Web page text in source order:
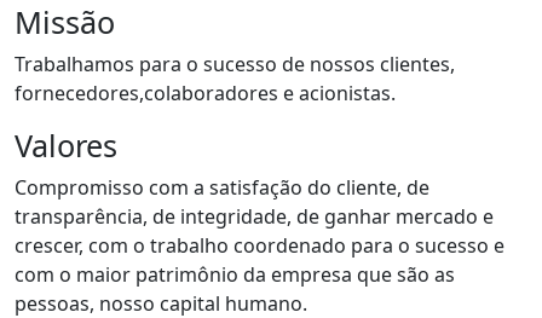
Missão
Trabalhamos para o sucesso de nossos clientes,
fornecedores,colaboradores e acionistas.
Valores
Compromisso com a satisfação do cliente, de
transparência, de integridade, de ganhar mercado e
crescer, com o trabalho coordenado para o sucesso e
com o maior patrimônio da empresa que são as
pessoas, nosso capital humano.